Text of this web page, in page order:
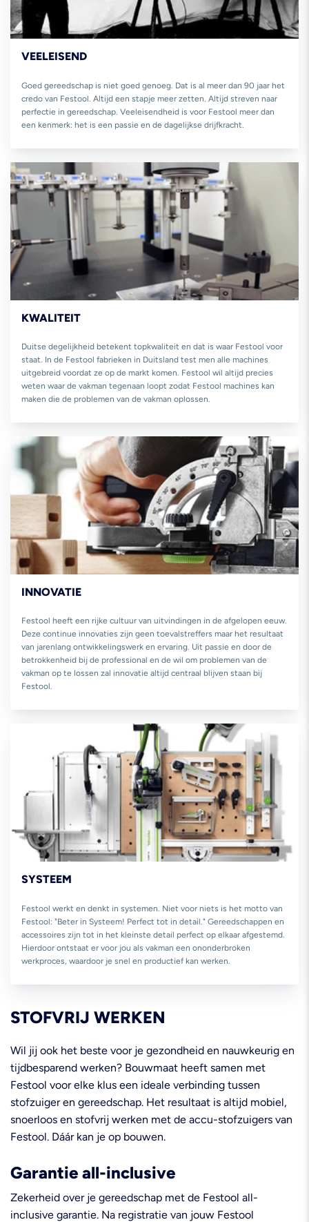
VEELEISEND
Goed gereedschap is niet goed genoeg. Dat is al meer dan 90 jaar het
credo van Festool. Altijd een stapje meer zetten. Altijd streven naar
perfectie in gereedschap. Veeleisendheid is voor Festool meer dan
een kenmerk: het is een passie en de dagelijkse drijfkracht.
KWALITEIT
Duitse degelijkheid betekent topkwaliteit en dat is waar Festool voor
staat. In de Festool fabrieken in Duitsland test men alle machines
uitgebreid voordat ze op de markt komen. Festool wil altijd precies
weten waar de vakman tegenaan loopt zodat Festool machines kan
maken die de problemen van de vakman oplossen.
INNOVATIE
Festool heeft een rijke cultuur van uitvindingen in de afgelopen eeuw.
Deze continue innovaties zijn geen toevalstreffers maar het resultaat
van jarenlang ontwikkelingswerk en ervaring. Uit passie en door de
betrokkenheid bij de professional en de wil om problemen van de
vakman op te lossen zal innovatie altijd centraal blijven staan bij
Festool.
SYSTEEM
Festool werkt en denkt in systemen. Niet voor niets is het motto van
Festool: "Beter in Systeem! Perfect tot in detail." Gereedschappen en
accessoires zijn tot in het kleinste detail perfect op elkaar afgestemd.
Hierdoor ontstaat er voor jou als vakman een ononderbroken
werkproces, waardoor je snel en productief kan werken.
STOFVRIJ WERKEN
Wil jij ook het beste voor je gezondheid en nauwkeurig en
tijdbesparend werken? Bouwmaat heeft samen met
Festool voor elke klus een ideale verbinding tussen
stofzuiger en gereedschap. Het resultaat is altijd mobiel,
snoerloos en stofvrij werken met de accu-stofzuigers van
Festool. Dáár kan je op bouwen.
Garantie all-inclusive
Zekerheid over je gereedschap met de Festool all-
inclusive garantie. Na registratie van jouw Festool